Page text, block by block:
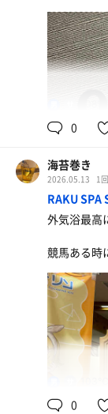
あんかけ
美味しい
0
海苔巻き
2026.05.13 1
RAKU
外気浴最高
競馬ある時
0